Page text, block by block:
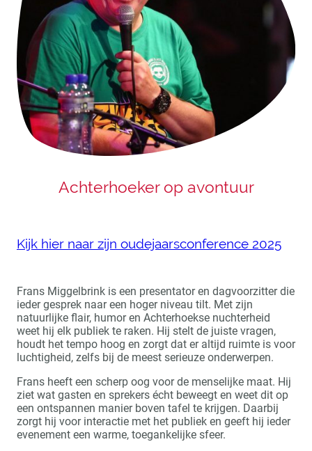
Achterhoeker op avontuur
Kijk hier naar zijn oudejaarsconference 2025
Frans Miggelbrink is een presentator en dagvoorzitter die
ieder gesprek naar een hoger niveau tilt. Met zijn
natuurlijke flair, humor en Achterhoekse nuchterheid
weet hij elk publiek te raken. Hij stelt de juiste vragen,
houdt het tempo hoog en zorgt dat er altijd ruimte is voor
luchtigheid, zelfs bij de meest serieuze onderwerpen.
Frans heeft een scherp oog voor de menselijke maat. Hij
ziet wat gasten en sprekers écht beweegt en weet dit op
een ontspannen manier boven tafel te krijgen. Daarbij
zorgt hij voor interactie met het publiek en geeft hij ieder
evenement een warme, toegankelijke sfeer.